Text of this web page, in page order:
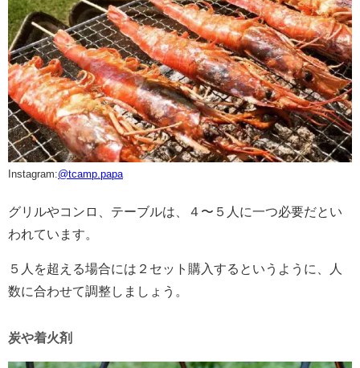
Instagram:@tcamp.papa
グリルやコンロ、テーブルは、４〜５人に一つ必要だとい
われています。
５人を超える場合には２セット購入するというように、人
数に合わせて調整しましょう。
炭や着火剤